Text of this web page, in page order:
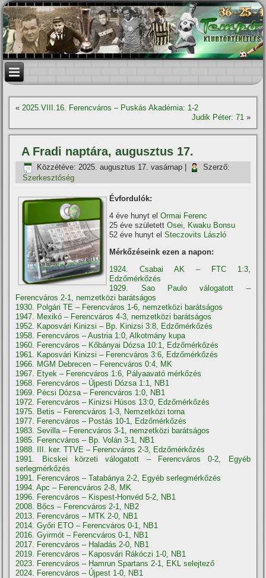
«2025.VIII.16. Ferencváros – Puskás Akadémia: 1-2
Judik Péter: 71»
A Fradi naptára, augusztus 17.
Közzétéve: 2025. augusztus 17. vasárnap
Szerző:
Szerkesztőség
Évfordulók:
4 éve hunyt elOrmai Ferenc
25 éve születettOsei, Kwaku Bonsu
52 éve hunyt elSteczovits László
Mérkőzéseink ezen a napon:
1924. Csabai AK – FTC 1:3,
Edzőmérkőzés
1929. Sao Paulo válogatott –
Ferencváros 2-1, nemzetközi barátságos
1930. Polgári TE – Ferencváros 1-6, nemzetközi barátságos
1947. Mexikó – Ferencváros 4-3, nemzetközi barátságos
1952. Kaposvári Kinizsi – Bp. Kinizsi 3:8, Edzőmérkőzés
1958. Ferencváros – Austria 1:0, Alkotmány kupa
1960. Ferencváros – Kőbányai Dózsa 10:1, Edzőmérkőzés
1961. Kaposvári Kinizsi – Ferencváros 3:6, Edzőmérkőzés
1966. MGM Debrecen – Ferencváros 0:4, MK
1967. Etyek – Ferencváros 1:6, Pályaavató mérkőzés
1968. Ferencváros – Újpesti Dózsa 1:1, NB1
1969. Pécsi Dózsa – Ferencváros 1:0, NB1
1972. Ferencváros – Kinizsi Húsos 13:0, Edzőmérkőzés
1975. Betis – Ferencváros 1-3, Nemzetközi torna
1977. Ferencváros – Postás 10-1, Edzőmérkőzés
1983. Sevilla – Ferencváros 3-1, nemzetközi barátságos
1985. Ferencváros – Bp. Volán 3-1, NB1
1988. III. ker. TTVE – Ferencváros 2-3, Edzőmérkőzés
1991. Bicskei körzeti válogatott – Ferencváros 0-2, Egyéb
serlegmérkőzés
1991. Ferencváros – Tatabánya 2-2, Egyéb serlegmérkőzés
1994. Apc – Ferencváros 2-8, MK
1996. Ferencváros – Kispest-Honvéd 5-2, NB1
2008. Bőcs – Ferencváros 2-1, NB2
2013. Ferencváros – MTK 2-0, NB1
2014. Győri ETO – Ferencváros 0-1, NB1
2016. Gyirmót – Ferencváros 0-1, NB1
2017. Ferencváros – Haladás 2-0, NB1
2019. Ferencváros – Kaposvári Rákóczi 1-0, NB1
2023. Ferencváros – Hamrun Spartans 2-1, EKL selejtező
2024. Ferencváros – Újpest 1-0, NB1